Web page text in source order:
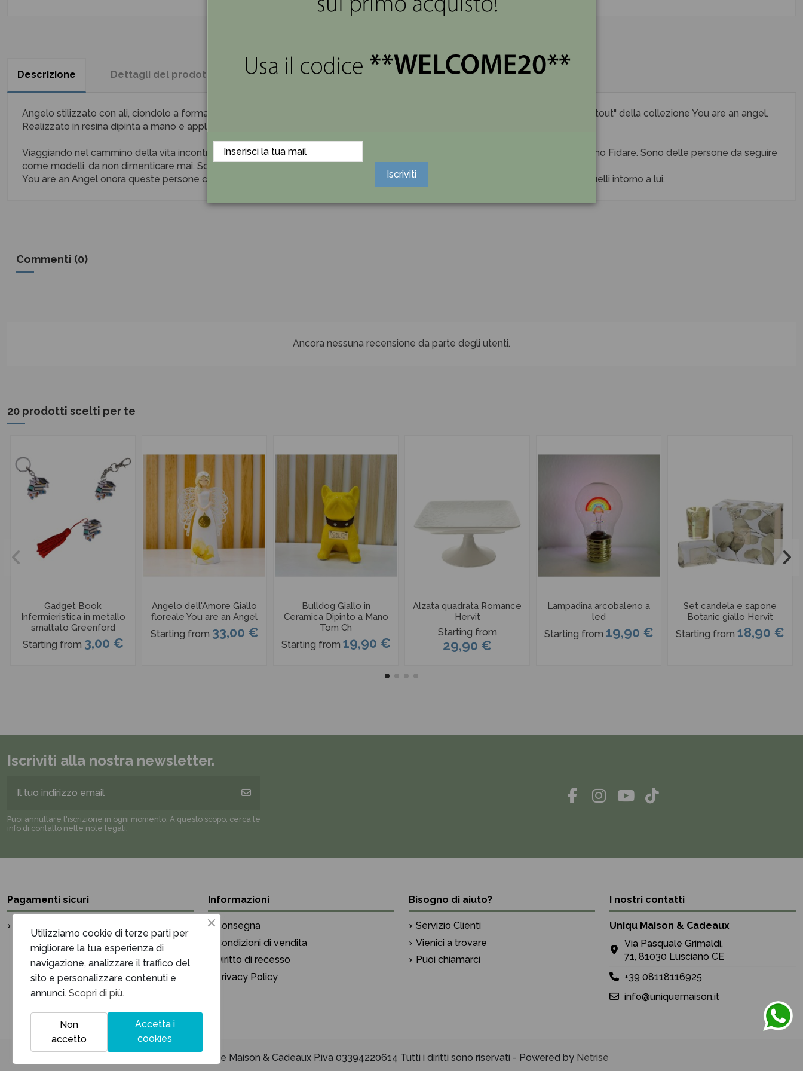
Descrizione Dettagli del prodotto Reviews (0)
Angelo stilizzato con ali, ciondolo a forma di stella in metallo smaltato su cui è incastonato uno strass e frase "Je t'aime plus que tout" della collezione You are an angel.
Realizzato in resina dipinta a mano e applicazione di strass tra i capelli.
Viaggiando nel cammino della vita incontriamo un giorno o l'altro delle persone che possiamo veramente Amare, di cui ci possiamo Fidare. Sono delle persone da seguire
come modelli, da non dimenticare mai. Sono tutti angeli viventi!
You are an Angel onora queste persone che dimostrano bontà, purezza e altruismo, esseri viventi che illuminano la terra e tutti quelli intorno a lui.
Commenti (0)
Ancora nessuna recensione da parte degli utenti.
20 prodotti scelti per te
Gadget Book
Infermieristica in metallo
smaltato Greenford
Starting from 3,00 €
Angelo dell'Amore Giallo
floreale You are an Angel
Starting from 33,00 €
Bulldog Giallo in
Ceramica Dipinto a Mano
Tom Ch
Starting from 19,90 €
Alzata quadrata Romance
Hervit
Starting from
29,90 €
Lampadina arcobaleno a
led
Starting from 19,90 €
Set candela e sapone
Botanic giallo Hervit
Starting from 18,90 €
Iscriviti alla nostra newsletter.
Puoi annullare l'iscrizione in ogni momento. A questo scopo, cerca le
info di contatto nelle note legali.
Pagamenti sicuri Informazioni
Consegna
Condizioni di vendita
Diritto di recesso
Privacy Policy
Bisogno di aiuto?
Servizio Clienti
Vienici a trovare
Puoi chiamarci
I nostri contatti
Uniqu Maison & Cadeaux
Via Pasquale Grimaldi,
71, 81030 Lusciano CE
+39 08118116925
info@uniquemaison.it
Unique Maison & Cadeaux P.iva 03394220614 Tutti i diritti sono riservati - Powered by Netrise
Iscriviti
Utilizziamo cookie di terze parti per
migliorare la tua esperienza di
navigazione, analizzare il traffico del
sito e personalizzare contenuti e
annunci. Scopri di più.
Accetta i
cookies
Non
accetto